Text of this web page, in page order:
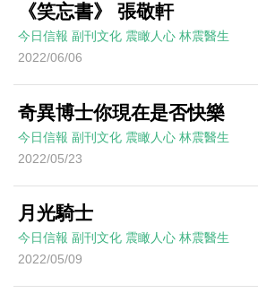
《笑忘書》 張敬軒
今日信報 副刊文化 震瞰人心 林震醫生
2022/06/06
奇異博士你現在是否快樂
今日信報 副刊文化 震瞰人心 林震醫生
2022/05/23
月光騎士
今日信報 副刊文化 震瞰人心 林震醫生
2022/05/09